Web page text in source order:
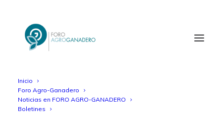
Inicio
Foro Agro-Ganadero
Noticias en FORO AGRO-GANADERO
Boletines